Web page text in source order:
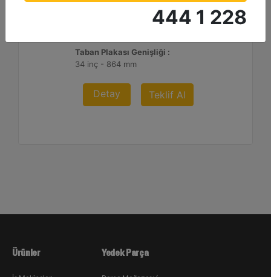
Taban Plakası Genişliği :
34 inç - 864 mm
Detay Teklif Al
444 1 228
Ürünler Yedek Parça